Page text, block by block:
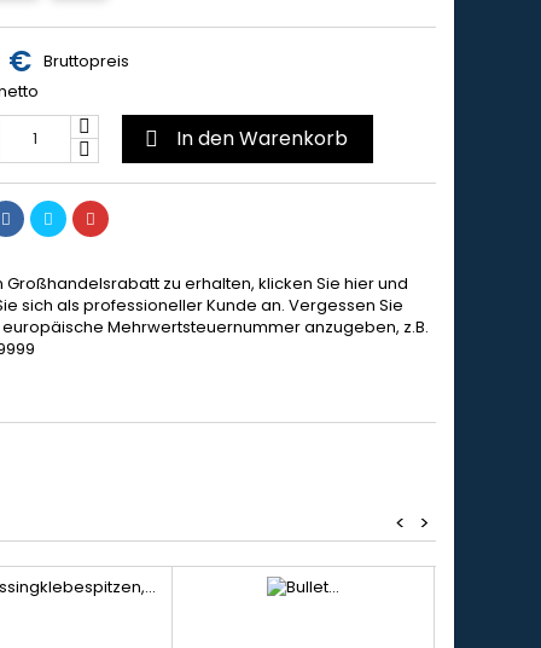
€ Bruttopreis
 In den Warenkorb
Großhandelsrabatt zu erhalten, klicken Sie hier und
sich als professioneller Kunde an. Vergessen Sie
Mehrwertsteuernummer anzugeben, z.B.
>
<